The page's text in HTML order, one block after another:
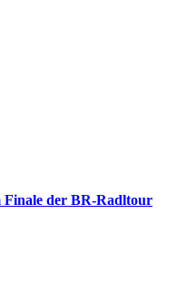
Finale der BR-Radltour